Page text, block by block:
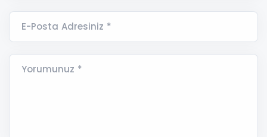
E-Posta Adresiniz *
Yorumunuz *